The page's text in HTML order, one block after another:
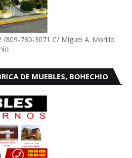
/809-780-3071 C/ Miguel A. Morillo
DE MUEBLES, BOHECHIO